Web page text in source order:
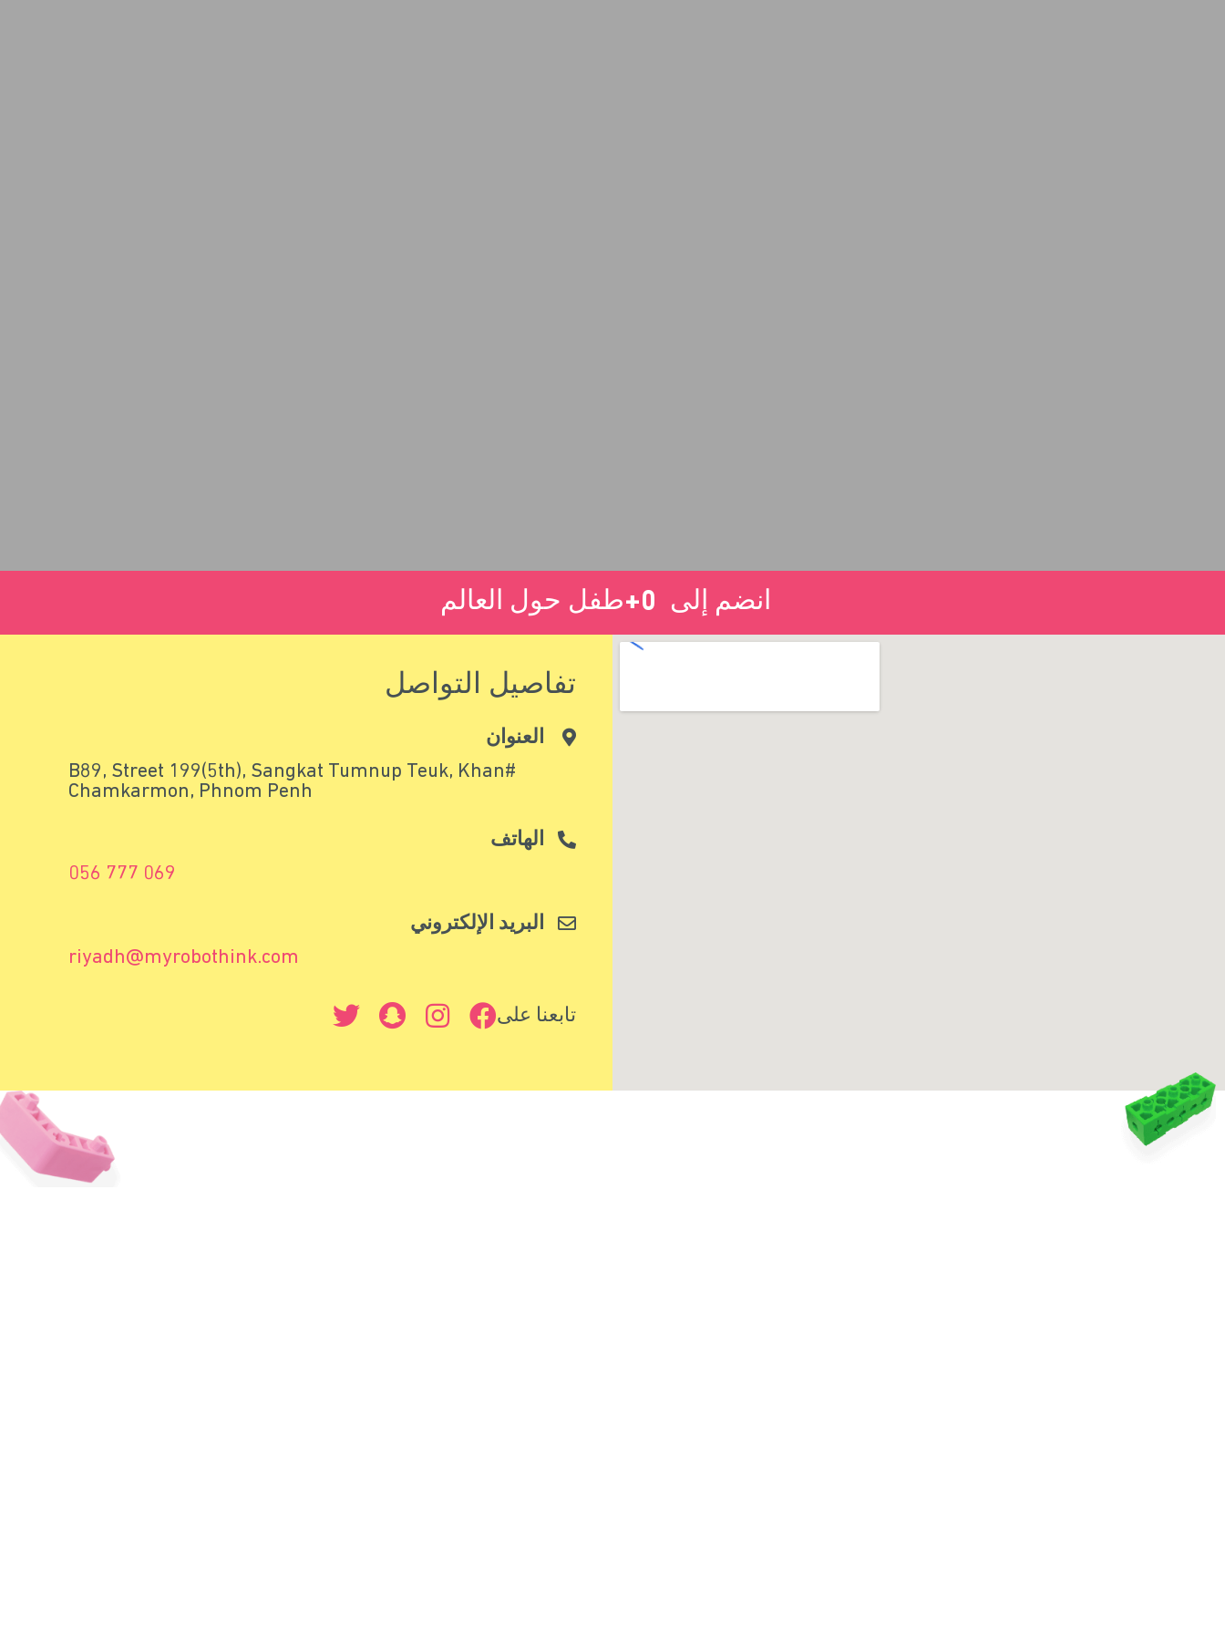
انضم إلى 0
+طفل حول العالم
تفاصيل التواصل
العنوان
#B89, Street 199(5th), Sangkat Tumnup Teuk, Khan
Chamkarmon, Phnom Penh
الهاتف
069 777 056
البريد الإلكتروني
riyadh@myrobothink.com
تابعنا على